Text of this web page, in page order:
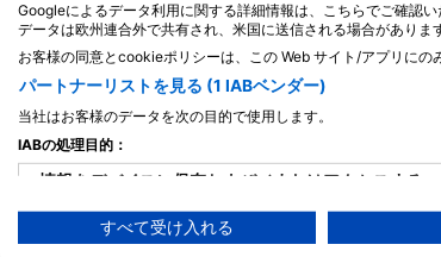
SB Divers
Av. Del Pinar 109 interior 104 Chacarilla.,
15038 Lima, ペルー
近くのダイブサイト
Googleによるデータ利用に関する詳細情報は、こちらでご確
データは欧州連合外で共有され、米国に送信される場合がありま
お客様の同意とcookieポリシーは、この Web サイト/アプリにの
パートナーリストを見る (1 IABベンダー)
当社はお客様のデータを次の目的で使用します。
IABの処理目的：
情報をデバイスに保存および／またはアクセスする
広告の選択のために制限付きデータを利用する
すべて受け入れる